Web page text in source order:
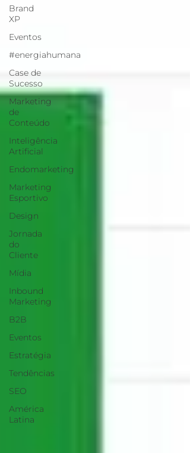
Brand
XP
Eventos
#energiahumana
Case de
Sucesso
Marketing
de
Conteúdo
Inteligência
Artificial
Endomarketing
Marketing
Esportivo
Design
Jornada
do
Cliente
Mídia
Inbound
Marketing
B2B
Eventos
Estratégia
Tendências
SEO
América
Latina